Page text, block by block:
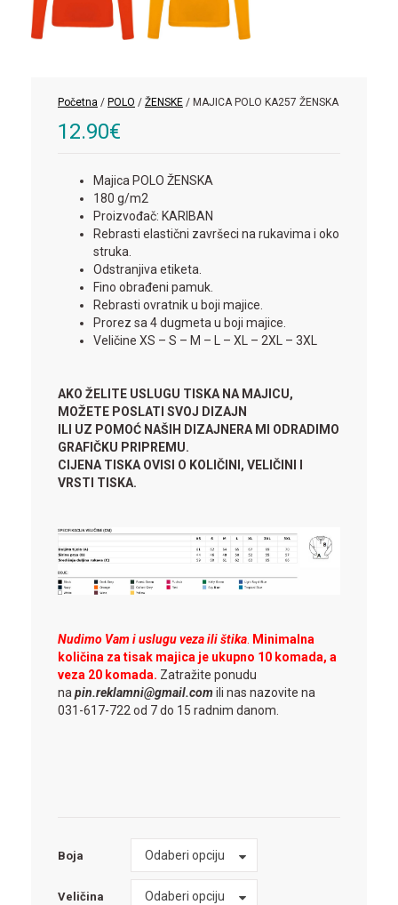
Početna / POLO / ŽENSKE / MAJICA POLO KA257 ŽENSKA
12.90€
Majica POLO ŽENSKA
180 g/m2
Proizvođač: KARIBAN
Rebrasti elastični završeci na rukavima i oko
struka.
Odstranjiva etiketa.
Fino obrađeni pamuk.
Rebrasti ovratnik u boji majice.
Prorez sa 4 dugmeta u boji majice.
Veličine XS – S – M – L – XL – 2XL – 3XL
AKO ŽELITE USLUGU TISKA NA MAJICU,
MOŽETE POSLATI SVOJ DIZAJN
ILI UZ POMOĆ NAŠIH DIZAJNERA MI ODRADIMO
GRAFIČKU PRIPREMU.
CIJENA TISKA OVISI O KOLIČINI, VELIČINI I
VRSTI TISKA.
Nudimo Vam i uslugu veza ili štika. Minimalna
količina za tisak majica je ukupno 10 komada, a
veza 20 komada. Zatražite ponudu
napin.reklamni@gmail.com ili nas nazovite na
031-617-722 od 7 do 15 radnim danom.
Boja Odaberi opciju
Boja
Veličina Odaberi opciju
Veličina